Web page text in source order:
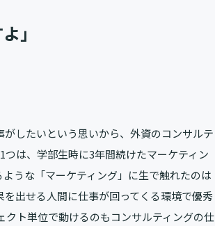
」
したいという思いから、外資のコンサルテ
は、学部生時に3年間続けたマーケティン
うな「マーケティング」に生で触れたのは
出せる人間に仕事が回ってくる環境で優秀
ト単位で動けるのもコンサルティングの仕